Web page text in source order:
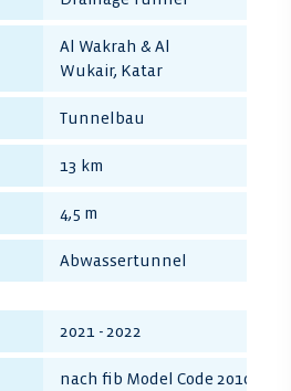
Al Wakrah & Al
Wukair, Katar
Tunnelbau
13 km
4,5 m
Abwassertunnel
2021 - 2022
nach fib Model Code 2010: